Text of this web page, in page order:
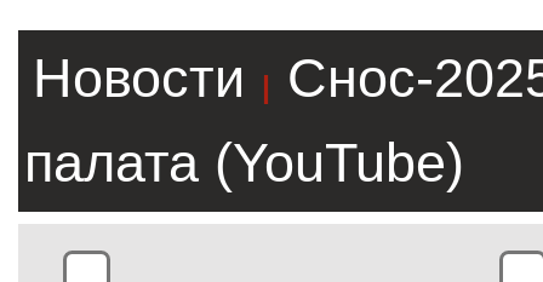
Новости |
Снос-
палата (YouTube)